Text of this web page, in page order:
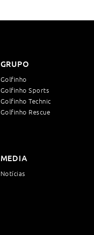
GRUPO
Golfinho
Golfinho Sports
Golfinho Technic
Golfinho Rescue
MEDIA
Notícias